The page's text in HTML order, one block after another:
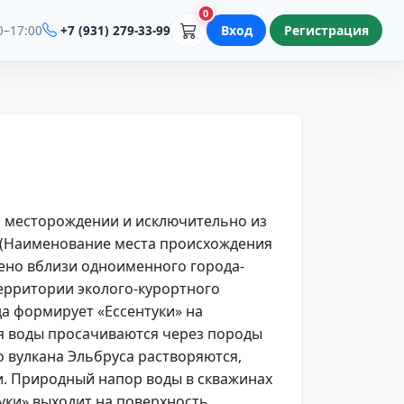
+7 (931) 279-33-99
0
Вход Регистрация
месторождении и исключительно из
места происхождения
вблизи одноименного города-
эколого-курортного
«Ессентуки» на
воды просачиваются через породы
Эльбруса растворяются,
Природный напор воды в скважинах